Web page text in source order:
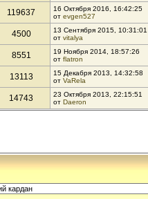
119637
16 Октября 2016, 16:42:25
от evgen527
4500
13 Сентября 2015, 10:31:01
от vitalya
8551
19 Ноября 2014, 18:57:26
от flatron
13113
15 Декабря 2013, 14:32:58
от VaRela
14743
23 Октября 2013, 22:15:51
от Daeron